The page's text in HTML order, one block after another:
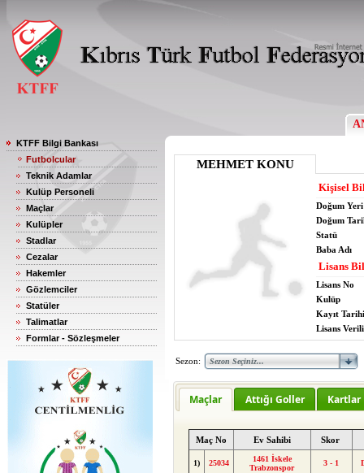
KTFF Bilgi Bankası
Futbolcular
Teknik Adamlar
Kulüp Personeli
Maçlar
Kulüpler
Stadlar
Cezalar
Hakemler
Gözlemciler
Statüler
Talimatlar
Formlar - Sözleşmeler
MEHMET KONU
Kişisel
Doğum Yeri
Doğum
Statü
Baba Adı
Lisans
Lisans No
Kulüp
Kayıt Tarihi
Lisans
Sezon:
Maçlar Attığı Goller Kartlar
Maç No Ev Sahibi Skor
1) 25034
1461 İskele
Trabzonspor
3 - 1